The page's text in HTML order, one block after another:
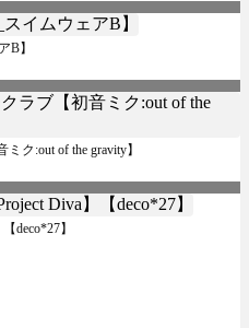
B】
ク:out of the gravity】
deco*27】